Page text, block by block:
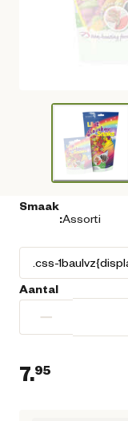
Smaak
:Assorti
Aantal
−
7.95